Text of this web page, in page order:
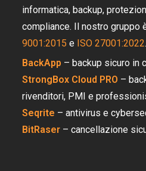
informatica, backup,
compliance. Il nostro gruppo
9001:2015 e ISO 27001:2022.
BackApp – backup sicuro in
StrongBox Cloud PRO –
rivenditori, PMI e
Seqrite – antivirus e
BitRaser – cancellazione